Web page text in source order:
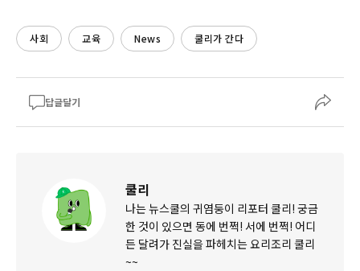
사회 교육 News 쿨리가 간다
답글달기
쿨리
나는 뉴스쿨의 귀염둥이 리포터 쿨리! 궁금
한 것이 있으면 동에 번쩍! 서에 번쩍! 어디
든 달려가 진실을 파헤치는 요리조리 쿨리
~~